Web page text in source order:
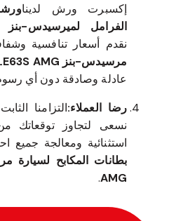
إكسبرت ورش لدينا
الفرامل لميرسيدس-بنز GLE63S AMG
نقدم أسعار تنافسية
مرسيدس-بنز GLE63S AMG
عادلة وصادقة دون أي
رضا العملاء:التزامنا
نسعى لتجاوز توقعاتك
استثنائية ومعالجة جميع
AMG
.